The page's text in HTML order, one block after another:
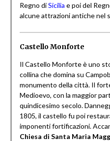
Regno diSicilia e poi del
alcune attrazioni antiche nel
Castello Monforte
Il Castello Monforte è uno
collina che domina su
monumento della città. Il
Medioevo, con la maggior
quindicesimo secolo.
1805, il castello fu poi
imponenti fortificazioni.
Chiesa di Santa Maria